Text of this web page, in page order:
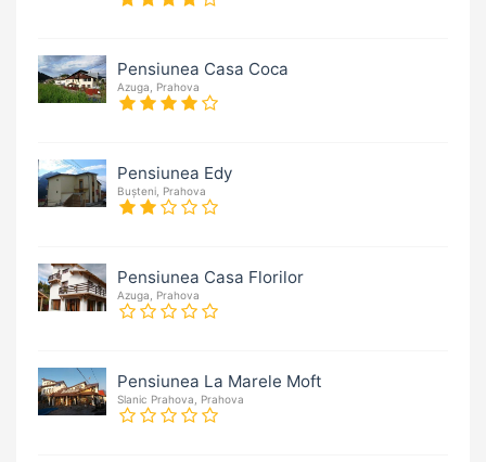
Pensiunea Casa Coca
Azuga, Prahova
Pensiunea Edy
Bușteni, Prahova
Pensiunea Casa Florilor
Azuga, Prahova
Pensiunea La Marele Moft
Slanic Prahova, Prahova